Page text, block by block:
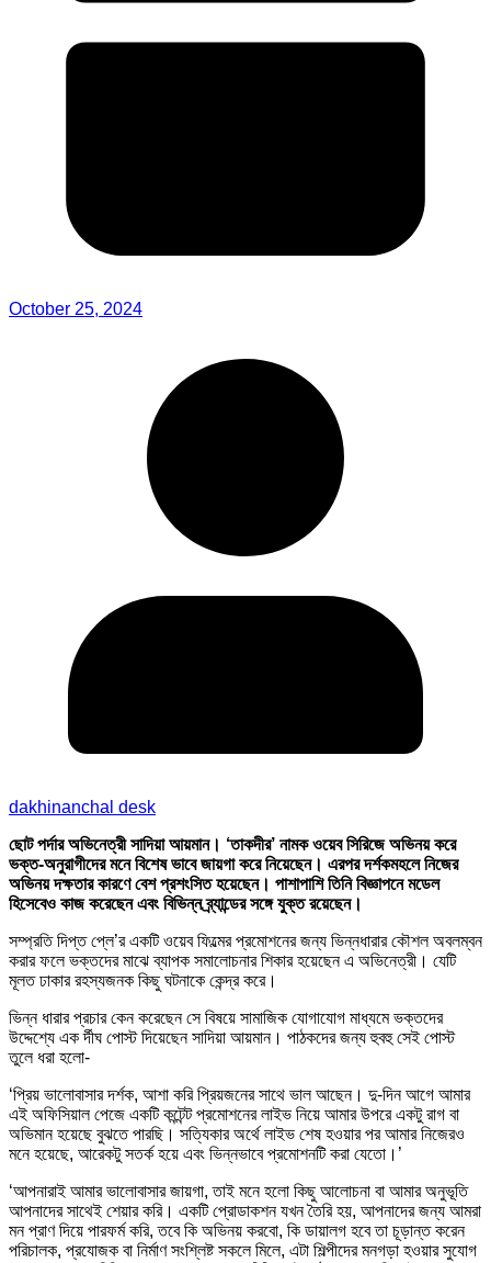
October 25, 2024
dakhinanchal desk
ছোট পর্দার অভিনেত্রী সাদিয়া আয়মান। ‘তাকদীর’ নামক ওয়েব সিরিজে অভিনয় করে
ভক্ত-অনুরাগীদের মনে বিশেষ ভাবে জায়গা করে নিয়েছেন। এরপর দর্শকমহলে নিজের
অভিনয় দক্ষতার কারণে বেশ প্রশংসিত হয়েছেন। পাশাপাশি তিনি বিজ্ঞাপনে মডেল
হিসেবেও কাজ করেছেন এবং বিভিন্ন ব্র্যান্ডের সঙ্গে যুক্ত রয়েছেন।
সম্প্রতি দিপ্ত প্লে’র একটি ওয়েব ফিল্মের প্রমোশনের জন্য ভিন্নধারার কৌশল অবলম্বন
করার ফলে ভক্তদের মাঝে ব্যাপক সমালোচনার শিকার হয়েছেন এ অভিনেত্রী। যেটি
মূলত ঢাকার রহস্যজনক কিছু ঘটনাকে কেন্দ্র করে।
ভিন্ন ধারার প্রচার কেন করেছেন সে বিষয়ে সামাজিক যোগাযোগ মাধ্যমে ভক্তদের
উদ্দেশ্যে এক র্দীঘ পোস্ট দিয়েছেন সাদিয়া আয়মান। পাঠকদের জন্য হুবহু সেই পোস্ট
তুলে ধরা হলো-
‘প্রিয় ভালোবাসার দর্শক, আশা করি প্রিয়জনের সাথে ভাল আছেন। দু-দিন আগে আমার
এই অফিসিয়াল পেজে একটি কন্টেন্ট প্রমোশনের লাইভ নিয়ে আমার উপরে একটু রাগ বা
অভিমান হয়েছে বুঝতে পারছি। সত্যিকার অর্থে লাইভ শেষ হওয়ার পর আমার নিজেরও
মনে হয়েছে, আরেকটু সতর্ক হয়ে এবং ভিন্নভাবে প্রমোশনটি করা যেতো।’
‘আপনারাই আমার ভালোবাসার জায়গা, তাই মনে হলো কিছু আলোচনা বা আমার অনুভূতি
আপনাদের সাথেই শেয়ার করি। একটি প্রোডাকশন যখন তৈরি হয়, আপনাদের জন্য আমরা
মন প্রাণ দিয়ে পারফর্ম করি, তবে কি অভিনয় করবো, কি ডায়ালগ হবে তা চূড়ান্ত করেন
পরিচালক, প্রযোজক বা নির্মাণ সংশ্লিষ্ট সকলে মিলে, এটা শিল্পীদের মনগড়া হওয়ার সুযোগ